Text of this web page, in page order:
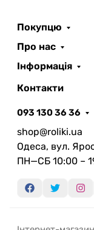
Покупцю
Про нас
Інформація
Контакти
093 130 36 36
shop@roliki.ua
Одеса, вул.
ПН—СБ 10:00 –